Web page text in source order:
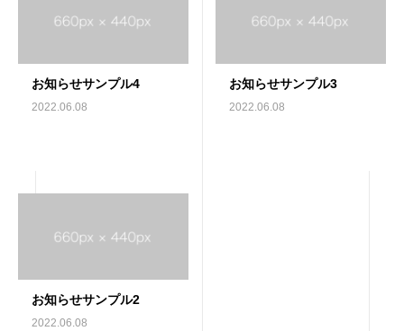
お知らせサンプル4
2022.06.08
お知らせサンプル3
2022.06.08
お知らせサンプル2
2022.06.08